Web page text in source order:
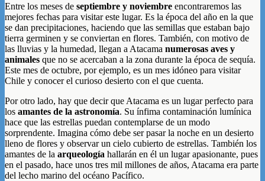
Entre los meses de septiembre y noviembre encontraremos las
mejores fechas para visitar este lugar. Es la época del año en la que
se dan precipitaciones, haciendo que las semillas que estaban bajo
tierra germinen y se conviertan en flores. También, con motivo de
las lluvias y la humedad, llegan a Atacama numerosas aves y
animales que no se acercaban a la zona durante la época de sequía.
Este mes de octubre, por ejemplo, es un mes idóneo para visitar
Chile y conocer el curioso desierto con el que cuenta.
Por otro lado, hay que decir que Atacama es un lugar perfecto para
los amantes de la astronomía. Su ínfima contaminación lumínica
hace que las estrellas puedan contemplarse de un modo
sorprendente. Imagina cómo debe ser pasar la noche en un desierto
lleno de flores y observar un cielo cubierto de estrellas. También los
amantes de la arqueología hallarán en él un lugar apasionante, pues
en el pasado, hace unos tres mil millones de años, Atacama era parte
del lecho marino del océano Pacífico.